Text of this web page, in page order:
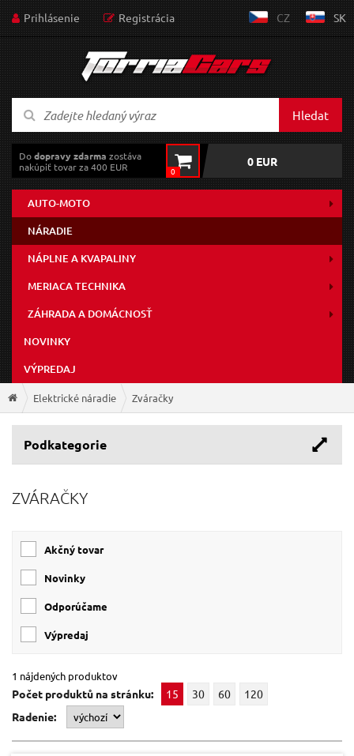
Prihlásenie Registrácia CZ SK
Hledat
Dodopravy zdarma zostáva
nakúpiť tovar za 400 EUR
0
0 EUR
AUTO-MOTO
NÁRADIE
NÁPLNE A KVAPALINY
MERIACA TECHNIKA
ZÁHRADA A DOMÁCNOSŤ
NOVINKY
VÝPREDAJ
Elektrické náradie Zváračky
Podkategorie
ZVÁRAČKY
Akčný tovar
Novinky
Odporúčame
Výpredaj
1 nájdených produktov
Počet produktů na stránku: 15 30 60
120
Radenie: